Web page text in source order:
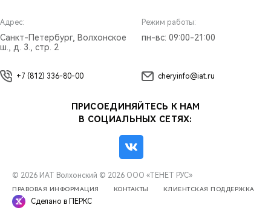
Адрес:
Санкт-Петербург, Волхонское
ш., д. 3., стр. 2
Режим работы:
пн-вс: 09:00-21:00
+7 (812) 336-80-00 cheryinfo@iat.ru
ПРИСОЕДИНЯЙТЕСЬ К НАМ
В СОЦИАЛЬНЫХ СЕТЯХ:
© 2026 ИАТ Волхонский © 2026 ООО «ТЕНЕТ РУС»
ПРАВОВАЯ ИНФОРМАЦИЯ КОНТАКТЫ КЛИЕНТСКАЯ ПОДДЕРЖКА
Сделано в ПЕРКС